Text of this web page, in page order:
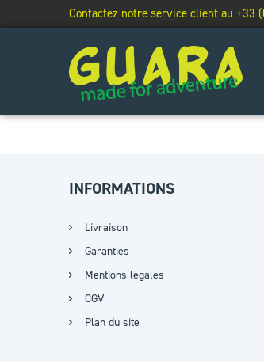
Contactez notre service client au +33
INFORMATIONS
Livraison
Garanties
Mentions légales
CGV
Plan du site